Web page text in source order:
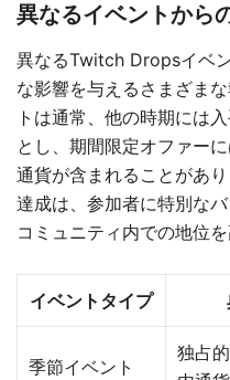
異なるイベントから
異なるTwitch Dropsイベ
な影響を与えるさまざま
トは通常、他の時期には
とし、期間限定オファー
通貨が含まれることがあ
達成は、参加者に特別な
コミュニティ内での地位を
イベントタイプ
季節イベント
独占